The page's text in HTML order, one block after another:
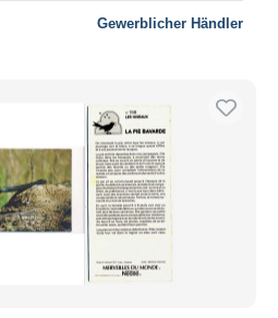
Gewerblicher Händler